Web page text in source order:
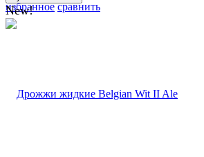
избранное сравнить
New!